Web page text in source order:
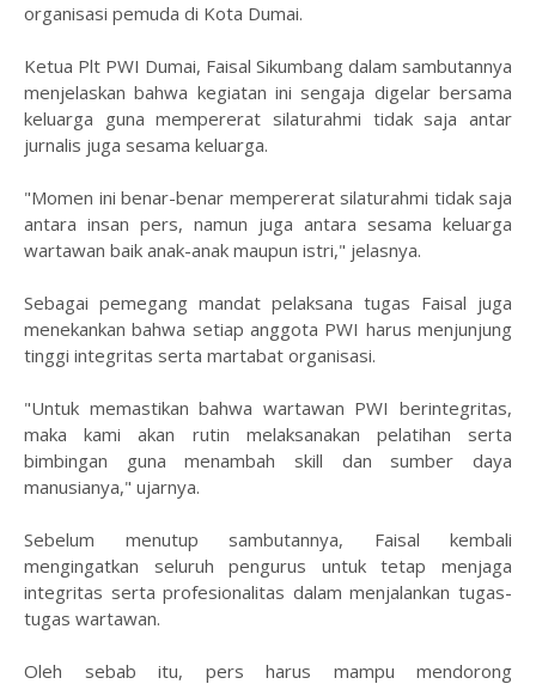
organisasi pemuda di Kota Dumai.
Ketua Plt PWI Dumai, Faisal Sikumbang dalam sambutannya
menjelaskan bahwa kegiatan ini sengaja digelar bersama
keluarga guna mempererat silaturahmi tidak saja antar
jurnalis juga sesama keluarga.
"Momen ini benar-benar mempererat silaturahmi tidak saja
antara insan pers, namun juga antara sesama keluarga
wartawan baik anak-anak maupun istri," jelasnya.
Sebagai pemegang mandat pelaksana tugas Faisal juga
menekankan bahwa setiap anggota PWI harus menjunjung
tinggi integritas serta martabat organisasi.
"Untuk memastikan bahwa wartawan PWI berintegritas,
maka kami akan rutin melaksanakan pelatihan serta
bimbingan guna menambah skill dan sumber daya
manusianya," ujarnya.
Sebelum menutup sambutannya, Faisal kembali
mengingatkan seluruh pengurus untuk tetap menjaga
integritas serta profesionalitas dalam menjalankan tugas-
tugas wartawan.
Oleh sebab itu, pers harus mampu mendorong